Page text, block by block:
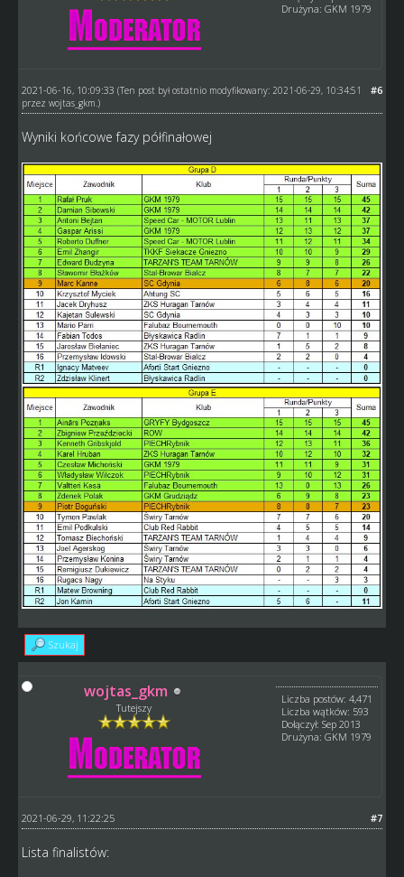
Drużyna: GKM 1979
#6
2021-06-16, 10:09:33 (Ten post był ostatnio modyfikowany: 2021-06-29, 10:34:51
przez wojtas_gkm.)
Wyniki końcowe fazy półfinałowej
Szukaj
wojtas_gkm
Tutejszy
Liczba postów: 4,471
Liczba wątków: 593
Dołączył: Sep 2013
Drużyna: GKM 1979
#7
2021-06-29, 11:22:25
Lista finalistów: